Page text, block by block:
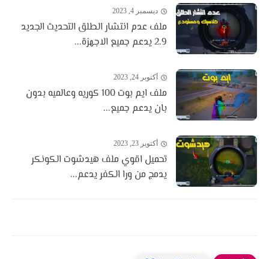
ديسمبر 4, 2023
ملف عدم انتشار الطلق التحديث الجديد
2.9 يدعم جميع الاجهزة...
أكتوبر 24, 2023
ملف ايم بوت 100 كوريه وعالميه بدون
بان يدعم جميع...
أكتوبر 23, 2023
تحميل اقوي ملف هيدشوت الكونكر
يدمج من ورا الكفر يدعم...